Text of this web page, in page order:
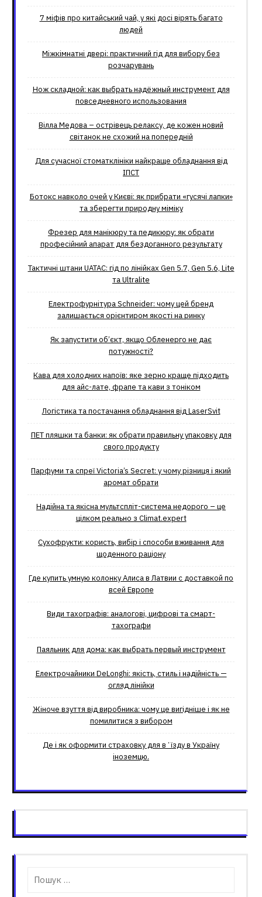
7 міфів про китайський чай, у які досі вірять багато
людей
Міжкімнатні двері: практичний гід для вибору без
розчарувань
Нож складной: как выбрать надёжный инструмент для
повседневного использования
Вілла Медова – острівець релаксу, де кожен новий
світанок не схожий на попередній
Для сучасної стоматклініки найкраще обладнання від
ІПСТ
Ботокс навколо очей у Києві: як прибрати «гусячі лапки»
та зберегти природну міміку
Фрезер для манікюру та педикюру: як обрати
професійний апарат для бездоганного результату
Тактичні штани UATAC: гід по лінійках Gen 5.7, Gen 5.6, Lite
та Ultralite
Електрофурнітура Schneider: чому цей бренд
залишається орієнтиром якості на ринку
Як запустити об’єкт, якщо Обленерго не дає
потужності?
Кава для холодних напоїв: яке зерно краще підходить
для айс-лате, фрапе та кави з тоніком
Логістика та постачання обладнання від LaserSvit
ПЕТ пляшки та банки: як обрати правильну упаковку для
свого продукту
Парфуми та спреї Victoria’s Secret: у чому різниця і який
аромат обрати
Надійна та якісна мультспліт-система недорого – це
цілком реально з Climat.еxpert
Сухофрукти: користь, вибір і способи вживання для
щоденного раціону
Где купить умную колонку Алиса в Латвии с доставкой по
всей Европе
Види тахографів: аналогові, цифрові та смарт-
тахографи
Паяльник для дома: как выбрать первый инструмент
Електрочайники DeLonghi: якість, стиль і надійність —
огляд лінійки
Жіноче взуття від виробника: чому це вигідніше і як не
помилитися з вибором
Де і як оформити страховку для вʼїзду в Україну
іноземцю.